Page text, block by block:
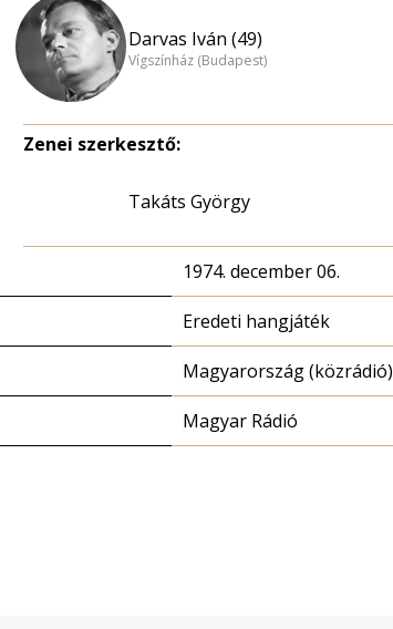
Darvas Iván (49)
Vígszínház (Budapest)
Zenei szerkesztő:
Takáts György
1974. december 06.
Eredeti hangjáték
Magyarország (közrádió)
Magyar Rádió